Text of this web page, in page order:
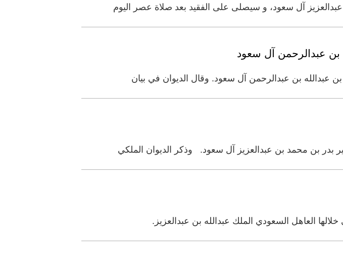
آل سعود، و سيصلى على الفقيد بعد صلاة عصر اليوم
بن عبدالرحمن آل سعود
عبدالله بن عبدالرحمن آل سعود. وقال الديوان في بيان
بدر بن محمد بن عبدالعزيز آل سعود. وذكر الديوان الملكي
خلالها العاهل السعودي الملك عبدالله بن عبدالعزيز.